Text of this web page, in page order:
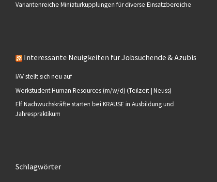
Variantenreiche Miniaturkupplungen für diverse Einsatzbereiche
Interessante Neuigkeiten für Jobsuchende & Azubis
IAV stellt sich neu auf
Werkstudent Human Resources (m/w/d) (Teilzeit | Neuss)
Elf Nachwuchskräfte starten bei KRAUSE in Ausbildung und
Jahrespraktikum
Schlagwörter